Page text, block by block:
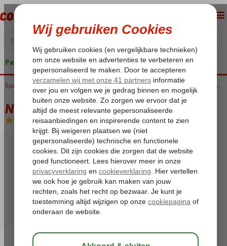
Pakketgarantie
Home
Spanje Canarische Eilanden Tenerife Costa Adeje Neptuno Appartementen
Neptuno Appartementen
Logies-Appartement